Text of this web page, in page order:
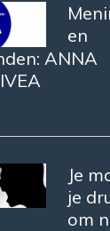
en
ANNA
Je
je
om